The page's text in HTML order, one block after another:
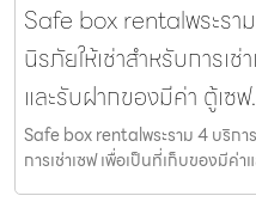
Safe box rentalพระร
นิรภัยให้เช่าสำหรับการเ
และรับฝากของมีค่า ตู้เซ
Safe box rentalพระราม 4 บริก
การเช่าเซฟ เพื่อเป็นที่เก็บของมีค่